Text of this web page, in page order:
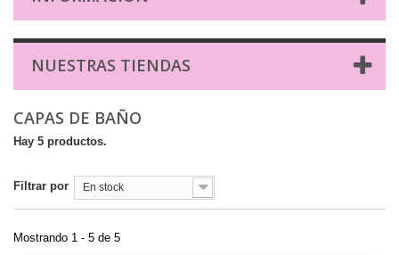
NUESTRAS TIENDAS
CAPAS DE BAÑO
Hay 5 productos.
Filtrar por En stock
Mostrando 1 - 5 de 5